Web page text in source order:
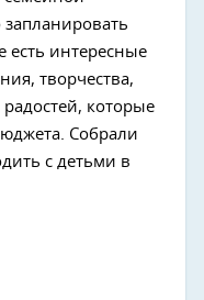
интересные
творчества,
которые
Собрали
с детьми в